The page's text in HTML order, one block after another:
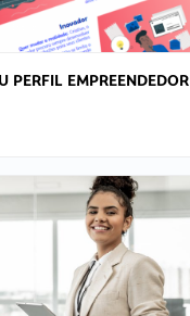
PERFIL EMPREENDEDOR